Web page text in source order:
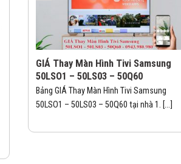
GIÁ Thay Màn Hình Tivi Samsung
50LSO1 – 50LS03 – 50Q60
Bảng GIÁ Thay Màn Hình Tivi Samsung
50LSO1 – 50LS03 – 50Q60 tại nhà 1. [...]